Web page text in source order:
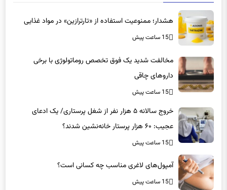
هشدار؛ ممنوعیت استفاده از «تارترازین» در مواد غذایی
15 ساعت پیش
داروهای چاقی
15 ساعت پیش
خروج سالانه ۵ هزار نفر از شغل پرستاری/ یک ادعای
عجیب: ۶۰ هزار پرستار خانه‌نشین شدند؟
15 ساعت پیش
15 ساعت پیش